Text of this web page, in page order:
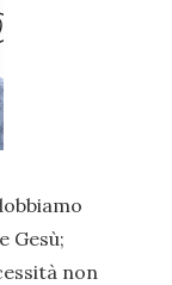
Gesù;
non